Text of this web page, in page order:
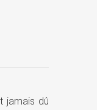
jamais dû